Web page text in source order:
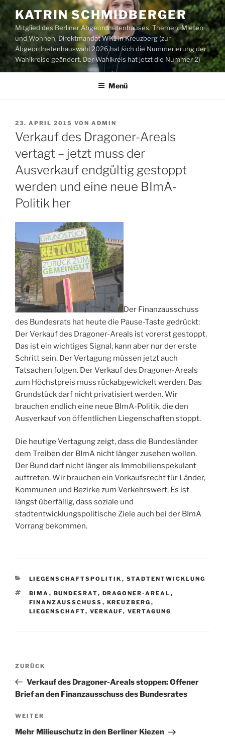
Zum
Inhalt
springen
KATRIN SCHMIDBERGER
Mitglied des Berliner Abgeordnetenhauses, Themen: Mieten
und Wohnen, Direktmandat WK1 in Kreuzberg (zur
Abgeordnetenhauswahl 2026 hat sich die Nummerierung der
Wahlkreise geändert. Der Wahlkreis hat jetzt die Nummer 2)
Menü
VERÖFFENTLICHT
AM
23. APRIL 2015 VON ADMIN
Verkauf des Dragoner-Areals
vertagt – jetzt muss der
Ausverkauf endgültig gestoppt
werden und eine neue BImA-
Politik her
Der Finanzausschuss
des Bundesrats hat heute die Pause-Taste gedrückt:
Der Verkauf des Dragoner-Areals ist vorerst gestoppt.
Das ist ein wichtiges Signal, kann aber nur der erste
Schritt sein. Der Vertagung müssen jetzt auch
Tatsachen folgen. Der Verkauf des Dragoner-Areals
zum Höchstpreis muss rückabgewickelt werden. Das
Grundstück darf nicht privatisiert werden. Wir
brauchen endlich eine neue BImA-Politik, die den
Ausverkauf von öffentlichen Liegenschaften stoppt.
Die heutige Vertagung zeigt, dass die Bundesländer
dem Treiben der BImA nicht länger zusehen wollen.
Der Bund darf nicht länger als Immobilienspekulant
auftreten. Wir brauchen ein Vorkaufsrecht für Länder,
Kommunen und Bezirke zum Verkehrswert. Es ist
längst überfällig, dass soziale und
stadtentwicklungspolitische Ziele auch bei der BImA
Vorrang bekommen.
KATEGORIEN
LIEGENSCHAFTSPOLITIK , STADTENTWICKLUNG
SCHLAGWÖRTER
BIMA , BUNDESRAT, DRAGONER-AREAL ,
FINANZAUSSCHUSS , KREUZBERG ,
LIEGENSCHAFT, VERKAUF, VERTAGUNG
Beitragsnavigation
Vorheriger
Beitrag
ZURÜCK
Verkauf des Dragoner-Areals stoppen: Offener
Brief an den Finanzausschuss des Bundesrates
Nächster
Beitrag
WEITER
Mehr Milieuschutz in den Berliner Kiezen